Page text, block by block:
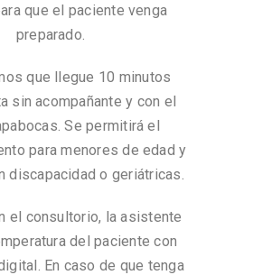
que el paciente venga
preparado.
que llegue 10 minutos
sin acompañante y con el
Se permitirá el
para menores de edad y
discapacidad o geriátricas.
el consultorio, la asistente
del paciente con
En caso de que tenga